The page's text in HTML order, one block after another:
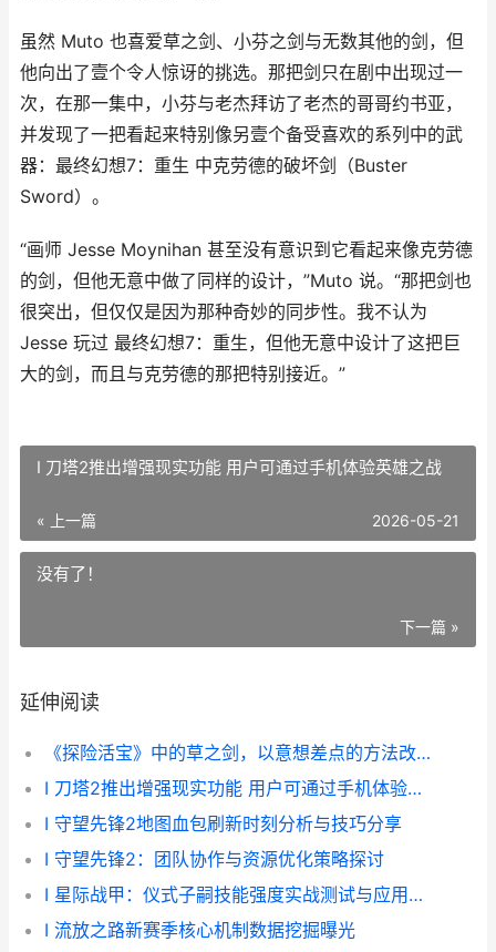
虽然 Muto 也喜爱草之剑、小芬之剑与无数其他的剑，但
他向出了壹个令人惊讶的挑选。那把剑只在剧中出现过一
次，在那一集中，小芬与老杰拜访了老杰的哥哥约书亚，
并发现了一把看起来特别像另壹个备受喜欢的系列中的武
器：最终幻想7：重生 中克劳德的破坏剑（Buster
Sword）。
“画师 Jesse Moynihan 甚至没有意识到它看起来像克劳德
的剑，但他无意中做了同样的设计，”Muto 说。“那把剑也
很突出，但仅仅是因为那种奇妙的同步性。我不认为
Jesse 玩过 最终幻想7：重生，但他无意中设计了这把巨
大的剑，而且与克劳德的那把特别接近。”
I 刀塔2推出增强现实功能 用户可通过手机体验英雄之战
« 上一篇 2026-05-21
没有了！
下一篇 »
延伸阅读
《探险活宝》中的草之剑，以意想差点的方法改变了这部作品。 探险活宝原版
I 刀塔2推出增强现实功能 用户可通过手机体验英雄之战
I 守望先锋2地图血包刷新时刻分析与技巧分享
I 守望先锋2：团队协作与资源优化策略探讨
I 星际战甲：仪式子嗣技能强度实战测试与应用探索
I 流放之路新赛季核心机制数据挖掘曝光